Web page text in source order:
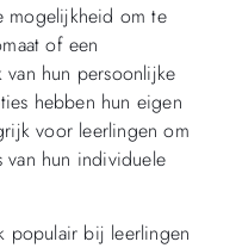
mogelijkheid om te
of een
van hun persoonlijke
hebben hun eigen
voor leerlingen om
van hun individuele
populair bij leerlingen